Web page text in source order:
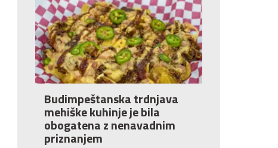
Budimpeštanska trdnjava
mehiške kuhinje je bila
obogatena z nenavadnim
priznanjem